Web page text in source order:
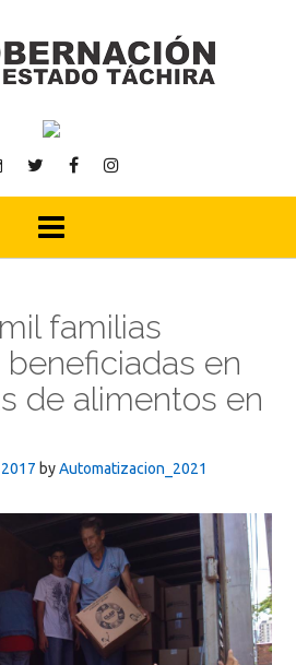
familias
en
de alimentos en
byAutomatizacion_2021